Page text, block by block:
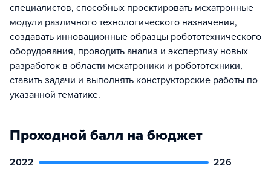
специалистов, способных проектировать мехатронные
модули различного технологического назначения,
создавать инновационные образцы робототехнического
оборудования, проводить анализ и экспертизу новых
разработок в области мехатроники и робототехники,
ставить задачи и выполнять конструкторские работы по
указанной тематике.
Проходной балл на бюджет
2022
226